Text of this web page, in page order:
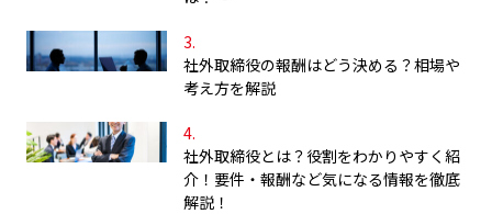
社外取締役の報酬はどう決める？相場や
考え方を解説
社外取締役とは？役割をわかりやすく紹
介！要件・報酬など気になる情報を徹底
解説！